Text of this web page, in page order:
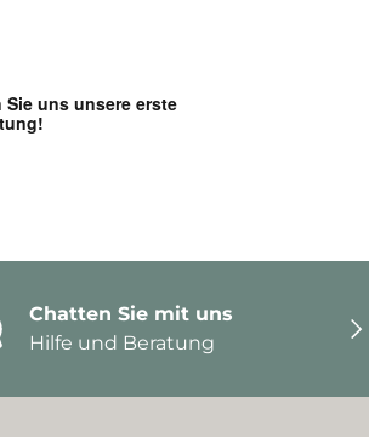
Chatten Sie mit uns
Hilfe und Beratung